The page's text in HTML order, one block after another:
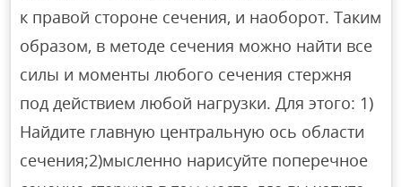
к правой стороне сечения, и наоборот. Таким
образом, в методе сечения можно найти все
силы и моменты любого сечения стержня
под действием любой нагрузки. Для этого: 1)
Найдите главную центральную ось области
сечения;2)мысленно нарисуйте поперечное